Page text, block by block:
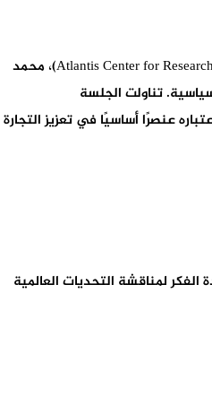
جمعت الجلسة الرابعة كلًا من سعد العراقي (ESCA Ecole de Management)، عبدو صولي ديوف (Mazars)، دريس بنعمر (Atlantis Center for Research and Geostrategic Studies)، محمد
تناولت الجلسة
عنصرًا أساسيًا في تعزيز التجارة
يجمع المنتدى الخبراء وصناع القرار وقادة الفكر لمناقشة التحديات العالمية